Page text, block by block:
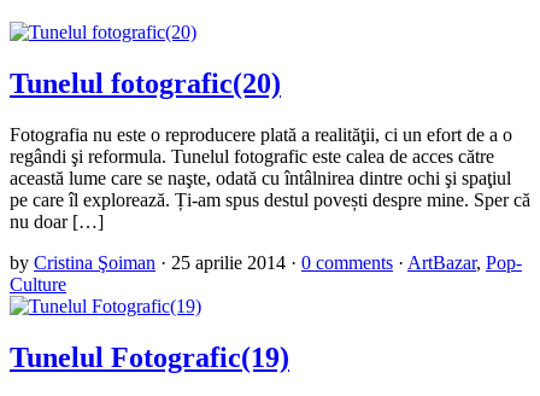
Tunelul fotografic(20)
Fotografia nu este o reproducere plată a realităţii, ci un efort de a o
regândi şi reformula. Tunelul fotografic este calea de acces către
această lume care se naşte, odată cu întâlnirea dintre ochi şi spaţiul
pe care îl explorează. Ți-am spus destul povești despre mine. Sper că
nu doar […]
by Cristina Şoiman · 25 aprilie 2014 · 0 comments · ArtBazar, Pop-
Culture
Tunelul Fotografic(19)